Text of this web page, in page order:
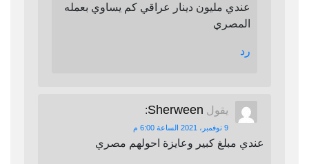
عندي مليون دينار عراقي كم يساوي بعمله
المصري
رد
يقول Sherween
:
9 نوفمبر، 2021 الساعة 6:00 م
عندي مبلغ كبير وعايزة احولهم مصري